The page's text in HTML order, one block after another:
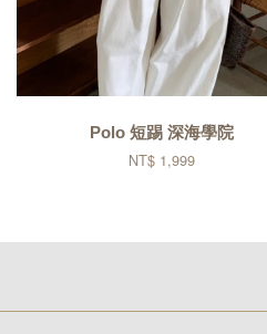
Polo 短踢 深海學院
NT$ 1,999